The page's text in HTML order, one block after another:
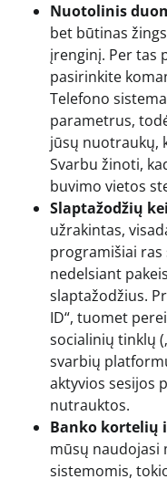
Nuotolinis
bet būtinas
įrenginį. Per tas
pasirinkite
Telefono
parametrus,
jūsų nuotraukų,
Svarbu žinoti,
buvimo vietos
Slaptažodžių
užrakintas,
programišiai
nedelsiant
slaptažodžius.
ID“, tuomet
socialinių tinklų
svarbių
aktyvios sesijos
nutrauktos.
Banko kortelių
mūsų naudojasi
sistemomis,